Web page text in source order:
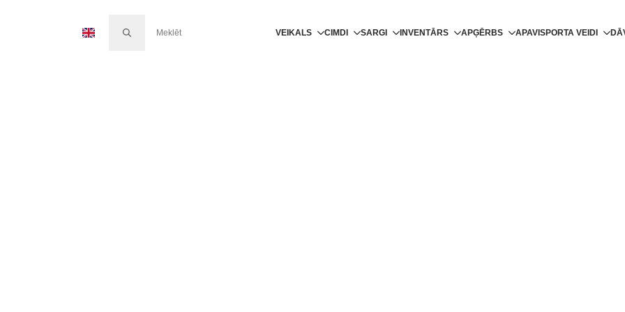
VEIKALS
CIMDI SARGI INVENTĀRS APĢĒRBS APAVISPORTA VEIDI